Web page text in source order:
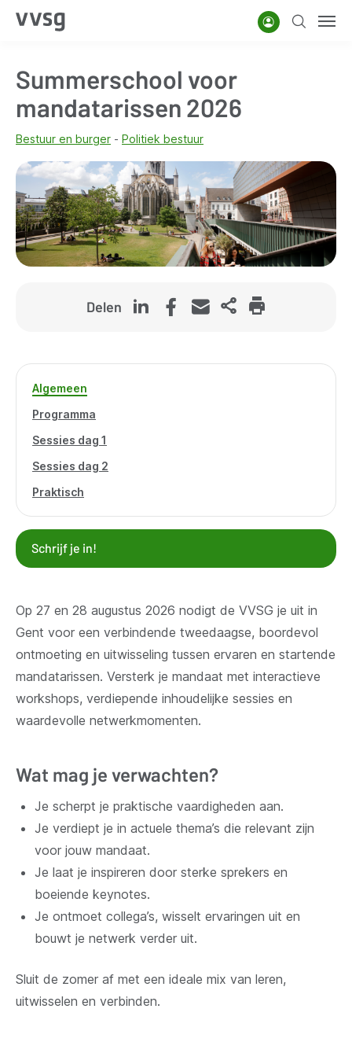
Overslaan
gaan
AccountZoeken
Summerschool voor
mandatarissen 2026
Bestuur en burger Politiek bestuur
Delen
Algemeen
Programma
Sessies dag 1
Sessies dag 2
Praktisch
Schrijf je in!
Op 27 en 28 augustus 2026 nodigt de VVSG je uit in
Gent voor een verbindende tweedaagse, boordevol
ontmoeting en uitwisseling tussen ervaren en startende
mandatarissen. Versterk je mandaat met interactieve
workshops, verdiepende inhoudelijke sessies en
waardevolle netwerkmomenten.
Wat mag je verwachten?
Je scherpt je praktische vaardigheden aan.
Je verdiept je in actuele thema’s die relevant zijn
voor jouw mandaat.
Je laat je inspireren door sterke sprekers en
boeiende keynotes.
Je ontmoet collega’s, wisselt ervaringen uit en
bouwt je netwerk verder uit.
Sluit de zomer af met een ideale mix van leren,
uitwisselen en verbinden.